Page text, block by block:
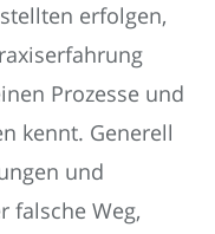
erfolgen,
Prozesse und
kennt. Generell
und
falsche Weg,